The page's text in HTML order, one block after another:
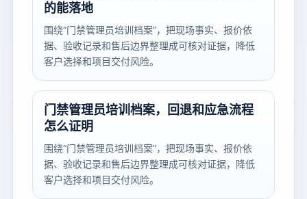
的能落地
围绕“门禁管理员培训档案”，把现场事实、报价依
据、验收记录和售后边界整理成可核对证据，降低
客户选择和项目交付风险。
门禁管理员培训档案，回退和应急流程
怎么证明
围绕“门禁管理员培训档案”，把现场事实、报价依
据、验收记录和售后边界整理成可核对证据，降低
客户选择和项目交付风险。